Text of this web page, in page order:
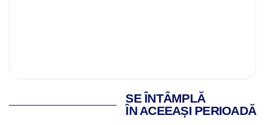
SE ÎNTÂMPLĂ
ÎN ACEEAȘI PERIOADĂ